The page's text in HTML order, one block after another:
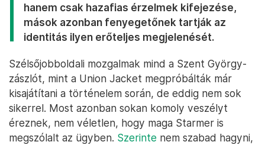
hanem csak hazafias érzelmek kifejezése,
mások azonban fenyegetőnek tartják az
identitás ilyen erőteljes megjelenését.
Szélsőjobboldali mozgalmak mind a Szent György-
zászlót, mint a Union Jacket megpróbálták már
kisajátítani a történelem során, de eddig nem sok
sikerrel. Most azonban sokan komoly veszélyt
éreznek, nem véletlen, hogy maga Starmer is
megszólalt az ügyben. Szerinte nem szabad hagyni,